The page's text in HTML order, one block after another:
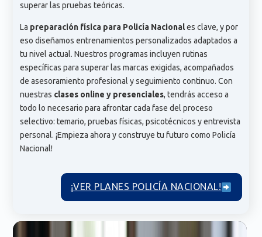
superar las pruebas teóricas.
La preparación física para Policía Nacionales clave, y por
eso diseñamos entrenamientos personalizados adaptados a
tu nivel actual. Nuestros programas incluyen rutinas
específicas para superar las marcas exigidas, acompañados
de asesoramiento profesional y seguimiento continuo. Con
nuestras clases online y presenciales, tendrás acceso a
todo lo necesario para afrontar cada fase del proceso
selectivo: temario, pruebas físicas, psicotécnicos y entrevista
personal. ¡Empieza ahora y construye tu futuro como Policía
Nacional!
¡VER PLANES POLICÍA NACIONAL!